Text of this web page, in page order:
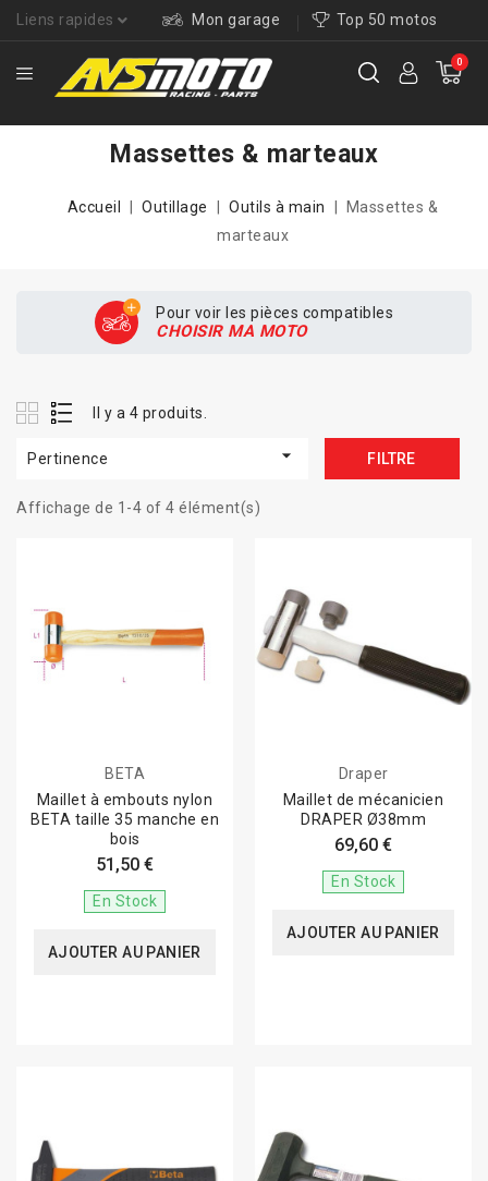
Liens rapides Mon garage Top 50 motos
0
Massettes & marteaux
Accueil Outillage Outils à main
Massettes &
marteaux
Pour voir les pièces compatibles
CHOISIR MA MOTO
Il y a 4 produits.
Pertinence  FILTRE
Affichage de 1-4 of 4 élément(s)
BETA
Maillet à embouts nylon
BETA taille 35 manche en
bois
51,50 €
En Stock
AJOUTER AU PANIER
Draper
Maillet de mécanicien
DRAPER Ø38mm
69,60 €
En Stock
AJOUTER AU PANIER